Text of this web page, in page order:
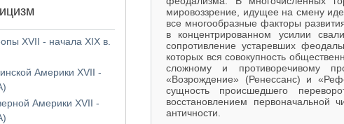
мировоззрение, идущее на смену
все многообразные факторы
в концентрированном усилии
сопротивление устаревших
которых вся совокупность
сложному и противоречивому
«Возрождение» (Ренессанс) и
сущность происшедшего
восстановлением первоначальной
античности.
XVII - начала XIX в.
Америки XVII -
Америки XVII -